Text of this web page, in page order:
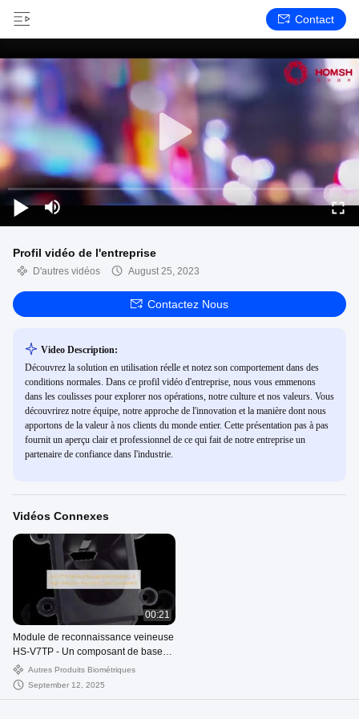
Contact
Profil vidéo de l'entreprise
D'autres vidéos August 25, 2023
Contactez Nous
Video Description:
Découvrez la solution en utilisation réelle et notez son comportement dans des
conditions normales. Dans ce profil vidéo d'entreprise, nous vous emmenons
dans les coulisses pour explorer nos opérations, notre culture et nos valeurs. Vous
découvrirez notre équipe, notre approche de l'innovation et la manière dont nous
apportons de la valeur à nos clients du monde entier. Cette présentation pas à pas
fournit un aperçu clair et professionnel de ce qui fait de notre entreprise un
partenaire de confiance dans l'industrie.
Vidéos Connexes
00:21
Module de reconnaissance veineuse
HS-V7TP - Un composant de base
biométrique de haute précision
Autres Produits Biométriques
September 12, 2025